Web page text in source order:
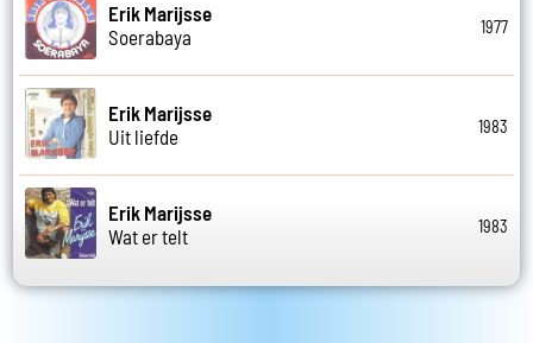
Erik Marijsse
Soerabaya
1977
Erik Marijsse
Uit liefde
1983
Erik Marijsse
Wat er telt
1983